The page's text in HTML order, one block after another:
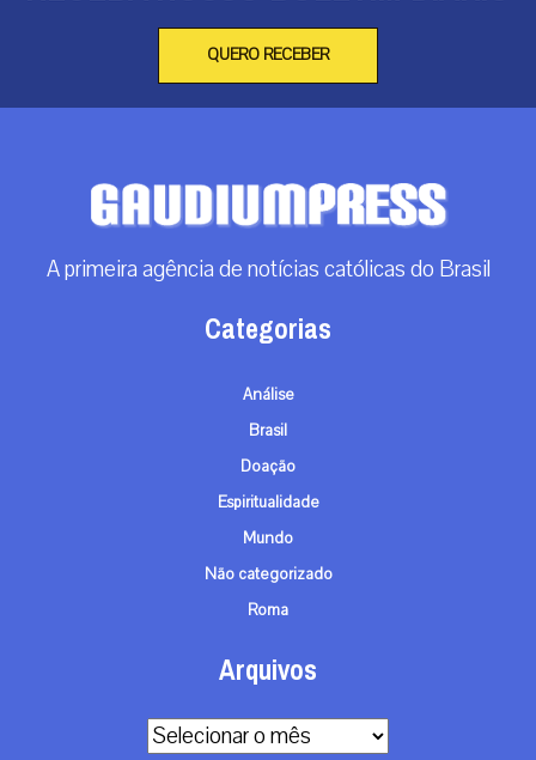
QUERO RECEBER
A primeira agência de notícias católicas do Brasil
Categorias
Análise
Brasil
Doação
Espiritualidade
Mundo
Não categorizado
Roma
Arquivos
Arquivos